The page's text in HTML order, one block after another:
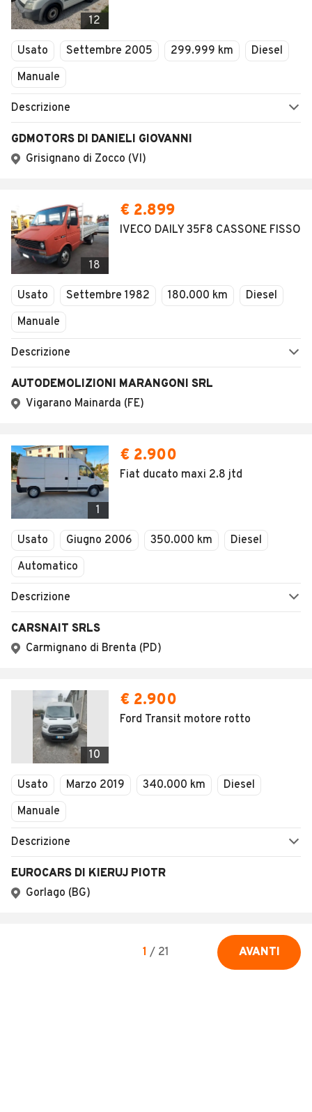
12
Usato Settembre 2005 299.999 km
Diesel
Manuale
Descrizione
GDMOTORS DI DANIELI GIOVANNI
Grisignano di Zocco (VI)
18
€ 2.899
IVECO DAILY 35F8 CASSONE FISSO
Usato Settembre 1982 180.000 km
Diesel
Manuale
Descrizione
AUTODEMOLIZIONI MARANGONI SRL
Vigarano Mainarda (FE)
1
€ 2.900
Fiat ducato maxi 2.8 jtd
Usato Giugno 2006 350.000 km
Diesel
Automatico
Descrizione
CARSNAIT SRLS
Carmignano di Brenta (PD)
10
€ 2.900
Ford Transit motore rotto
Usato Marzo 2019 340.000 km
Diesel
Manuale
Descrizione
EUROCARS DI KIERUJ PIOTR
Gorlago (BG)
1 / 21 AVANTI